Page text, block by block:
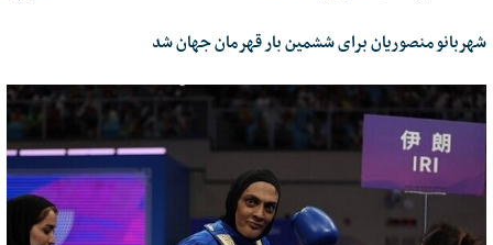
شهربانو منصوریان برای ششمین بار قهرمان جهان شد